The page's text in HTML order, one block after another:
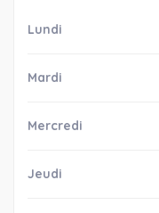
Lundi
Mardi
Mercredi
Jeudi